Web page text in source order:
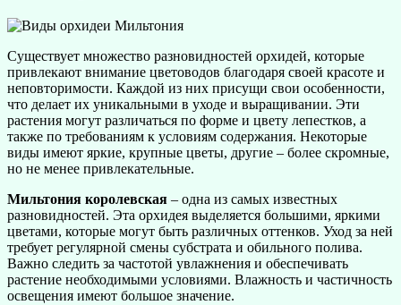
Существует множество разновидностей орхидей, которые
привлекают внимание цветоводов благодаря своей красоте и
неповторимости. Каждой из них присущи свои особенности,
что делает их уникальными в уходе и выращивании. Эти
растения могут различаться по форме и цвету лепестков, а
также по требованиям к условиям содержания. Некоторые
виды имеют яркие, крупные цветы, другие – более скромные,
но не менее привлекательные.
Мильтония королевская – одна из самых известных
разновидностей. Эта орхидея выделяется большими, яркими
цветами, которые могут быть различных оттенков. Уход за ней
требует регулярной смены субстрата и обильного полива.
Важно следить за частотой увлажнения и обеспечивать
растение необходимыми условиями. Влажность и частичность
освещения имеют большое значение.